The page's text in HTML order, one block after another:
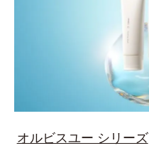
オルビスユー シリーズ